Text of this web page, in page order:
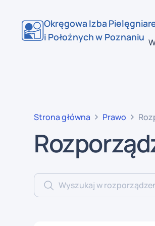
Okręgowa Izba
i Położnych w Poznaniu
Strona główna Prawo